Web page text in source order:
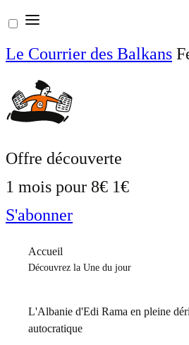
Aller
au
contenu
Le Courrier des Balkans
Offre découverte
1 mois pour 8€ 1€
S'abonner
Accueil
Découvrez la Une du jour
L'Albanie d'Edi Rama en pleine
autocratique